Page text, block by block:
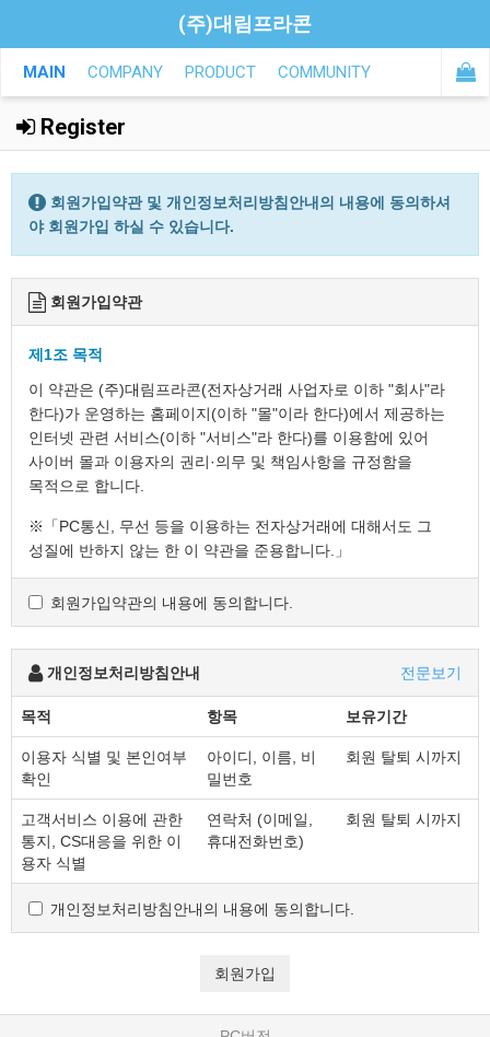
(주)대림프라콘
MAIN COMPANY PRODUCT COMMUNITY
Register
회원가입약관 및 개인정보처리방침안내의 내용에 동의하셔
야 회원가입 하실 수 있습니다.
회원가입약관
제1조 목적
이 약관은 (주)대림프라콘(전자상거래 사업자로 이하 "회사"라
한다)가 운영하는 홈페이지(이하 "몰"이라 한다)에서 제공하는
인터넷 관련 서비스(이하 "서비스"라 한다)를 이용함에 있어
사이버 몰과 이용자의 권리·의무 및 책임사항을 규정함을
목적으로 합니다.
※「PC통신, 무선 등을 이용하는 전자상거래에 대해서도 그
성질에 반하지 않는 한 이 약관을 준용합니다.」
제2조 정의
을 이용자에게 제공하기 위하여 컴퓨터등 정보통신설비를
영업장을 말하며, 아울러 사이버몰을 운영하는 사업자의
의미로도 사용합니다.
"이용자"란 "몰"에 접속하여 이 약관에 따라 "몰"이
제공하는 서비스를 받는 회원 및 비회원을 말합니다.
'회원'이라 함은 “몰”에 회원등록을 한 자로서, 계속적으로
"몰"이 제공하는 서비스를 이용할 수 있는 자를 말합니다.
'비회원'이라 함은 회원에 가입하지 않고 "몰"이 제공하는
서비스를 이용하는 자를 말합니다.
"몰"은 이 약관의 내용과 상호 및 대표자 성명, 영업소
회원가입약관의 내용에 동의합니다.
전문보기
개인정보처리방침안내
목적 항목 보유기간
이용자 식별 및 본인여부
확인
아이디, 이름, 비
밀번호
회원 탈퇴 시까지
고객서비스 이용에 관한
통지, CS대응을 위한 이
용자 식별
연락처 (이메일,
휴대전화번호)
회원 탈퇴 시까지
개인정보처리방침안내의 내용에 동의합니다.
회원가입